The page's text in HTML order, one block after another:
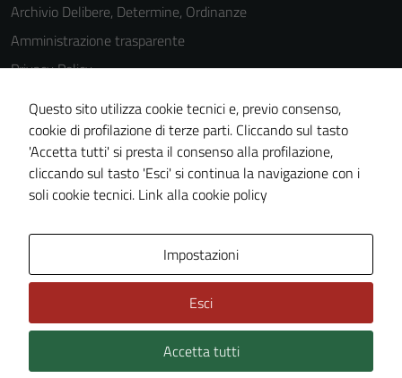
Archivio Delibere, Determine, Ordinanze
Amministrazione trasparente
Privacy Policy
Cookie Policy
Note legali
Dichiarazione di accessibilità
Piano di miglioramento del sito
Technical Design s.r.l.
Questo sito utilizza cookie tecnici e, previo consenso,
cookie di profilazione di terze parti. Cliccando sul tasto
'Accetta tutti' si presta il consenso alla profilazione,
cliccando sul tasto 'Esci' si continua la navigazione con i
soli cookie tecnici. Link alla cookie policy
Impostazioni
Esci
Accetta tutti